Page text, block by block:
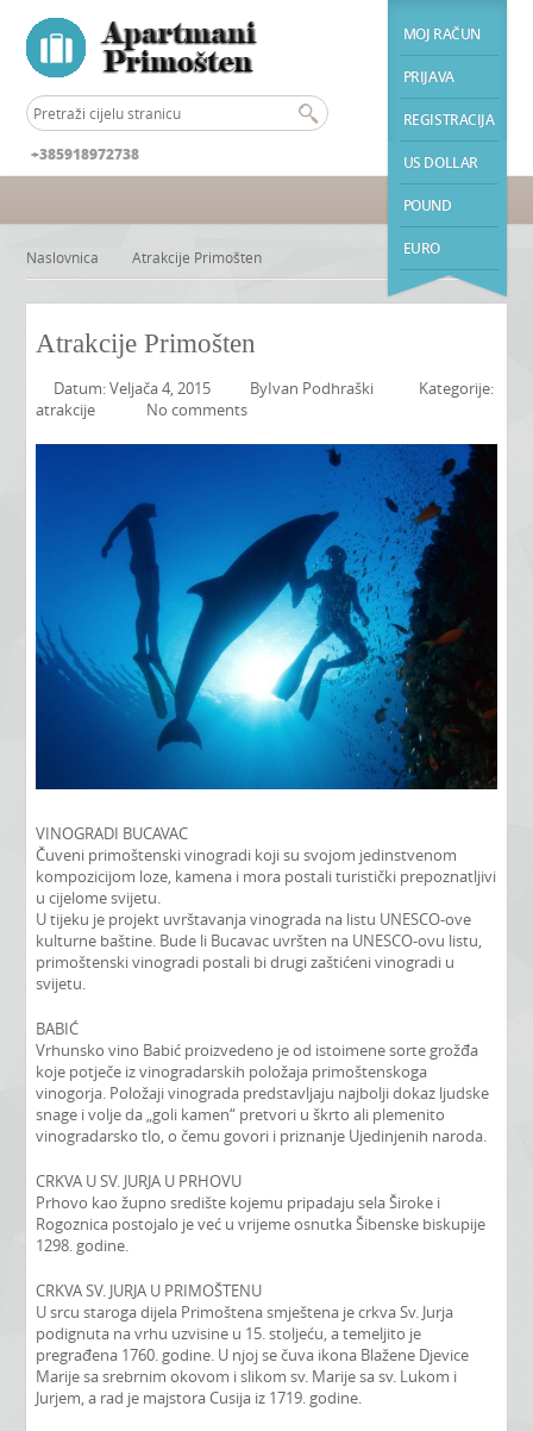
MOJ RAČUN
PRIJAVA
REGISTRACIJA
US DOLLAR
POUND
EURO
+385918972738
Naslovnica Atrakcije Primošten
Atrakcije Primošten
Datum: Veljača 4, 2015 ByIvan Podhraški
Kategorije:
atrakcije
No comments
VINOGRADI BUCAVAC
Čuveni primoštenski vinogradi koji su svojom jedinstvenom
kompozicijom loze, kamena i mora postali turistički prepoznatljivi
u cijelome svijetu.
U tijeku je projekt uvrštavanja vinograda na listu UNESCO-ove
kulturne baštine. Bude li Bucavac uvršten na UNESCO-ovu listu,
primoštenski vinogradi postali bi drugi zaštićeni vinogradi u
svijetu.
BABIĆ
Vrhunsko vino Babić proizvedeno je od istoimene sorte grožđa
koje potječe iz vinogradarskih položaja primoštenskoga
vinogorja. Položaji vinograda predstavljaju najbolji dokaz ljudske
snage i volje da „goli kamen“ pretvori u škrto ali plemenito
vinogradarsko tlo, o čemu govori i priznanje Ujedinjenih naroda.
CRKVA U SV. JURJA U PRHOVU
Prhovo kao župno središte kojemu pripadaju sela Široke i
Rogoznica postojalo je već u vrijeme osnutka Šibenske biskupije
1298. godine.
CRKVA SV. JURJA U PRIMOŠTENU
U srcu staroga dijela Primoštena smještena je crkva Sv. Jurja
podignuta na vrhu uzvisine u 15. stoljeću, a temeljito je
pregrađena 1760. godine. U njoj se čuva ikona Blažene Djevice
Marije sa srebrnim okovom i slikom sv. Marije sa sv. Lukom i
Jurjem, a rad je majstora Cusija iz 1719. godine.